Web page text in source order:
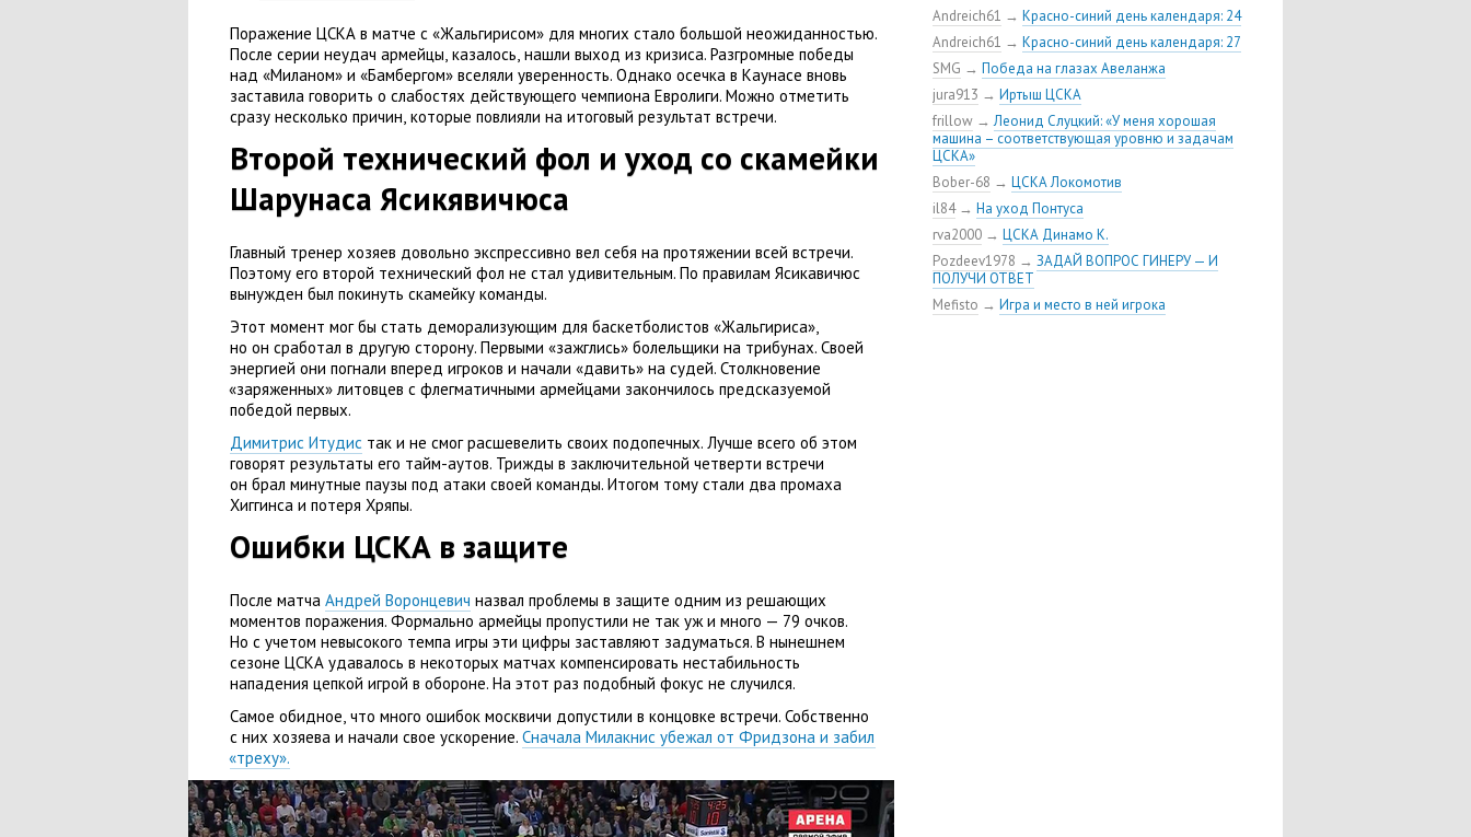
Поражение ЦСКА в матче с «Жальгирисом» для многих стало большой неожиданностью.
После серии неудач армейцы, казалось, нашли выход из кризиса. Разгромные победы
над «Миланом» и «Бамбергом» вселяли уверенность. Однако осечка в Каунасе вновь
заставила говорить о слабостях действующего чемпиона Евролиги. Можно отметить
сразу несколько причин, которые повлияли на итоговый результат встречи.
Второй технический фол и уход со скамейки
Шарунаса Ясикявичюса
Главный тренер хозяев довольно экспрессивно вел себя на протяжении всей встречи.
Поэтому его второй технический фол не стал удивительным. По правилам Ясикавичюс
вынужден был покинуть скамейку команды.
Этот момент мог бы стать деморализующим для баскетболистов «Жальгириса»,
но он сработал в другую сторону. Первыми «зажглись» болельщики на трибунах. Своей
энергией они погнали вперед игроков и начали «давить» на судей. Столкновение
«заряженных» литовцев с флегматичными армейцами закончилось предсказуемой
победой первых.
Димитрис Итудис так и не смог расшевелить своих подопечных. Лучше всего об этом
говорят результаты его тайм-аутов. Трижды в заключительной четверти встречи
он брал минутные паузы под атаки своей команды. Итогом тому стали два промаха
Хиггинса и потеря Хряпы.
Ошибки ЦСКА в защите
После матча Андрей Воронцевич назвал проблемы в защите одним из решающих
моментов поражения. Формально армейцы пропустили не так уж и много — 79 очков.
Но с учетом невысокого темпа игры эти цифры заставляют задуматься. В нынешнем
сезоне ЦСКА удавалось в некоторых матчах компенсировать нестабильность
нападения цепкой игрой в обороне. На этот раз подобный фокус не случился.
Самое обидное, что много ошибок москвичи допустили в концовке встречи. Собственно
с них хозяева и начали свое ускорение. Сначала Милакнис убежал от Фридзона и забил
«треху».
Первый в гостях у второго
Скорость против скорости
«Баскетбол — спорт для умных людей»
Тренер, которого мы заслужили вместе с
тобой
Почему ЦСКА — «Химки» — все еще
главное противостояние российского
баскетбола
ЦСКА полностью разобрал «Реал»
От первой до последней секунды
Andreich61 → Красно-синий день календаря: 24
Andreich61 → Красно-синий день календаря: 27
SMG → Победа на глазах Авеланжа
jura913 → Иртыш ЦСКА
frillow →Леонид Слуцкий: «У меня хорошая
машина – соответствующая уровню и задачам
ЦСКА»
Bober-68 → ЦСКА Локомотив
il84→ На уход Понтуса
rva2000 → ЦСКА Динамо К.
Pozdeev1978 → ЗАДАЙ ВОПРОС ГИНЕРУ — И
ПОЛУЧИ ОТВЕТ
Mefisto → Игра и место в ней игрока